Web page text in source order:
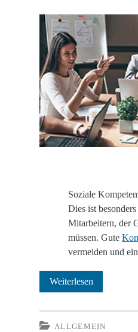
Soziale
Dies ist
Mitarbeitern, der
müssen. Gute
vermeiden und
WeiterlesenDie
der
ALLGEMEIN